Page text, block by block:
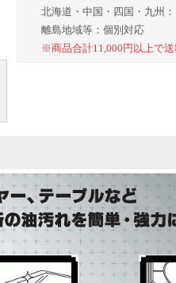
北海道・中国・四国・九州
離島地域等：個別対応
※商品合計11,000円以上で